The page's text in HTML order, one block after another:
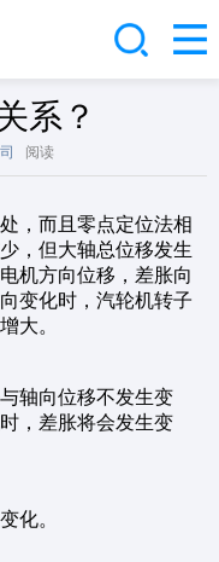
系？
阅读
，而且零点定位法相
，但大轴总位移发生
机方向位移，差胀向
变化时，汽轮机转子
大。
轴向位移不发生变
，差胀将会发生变
化。